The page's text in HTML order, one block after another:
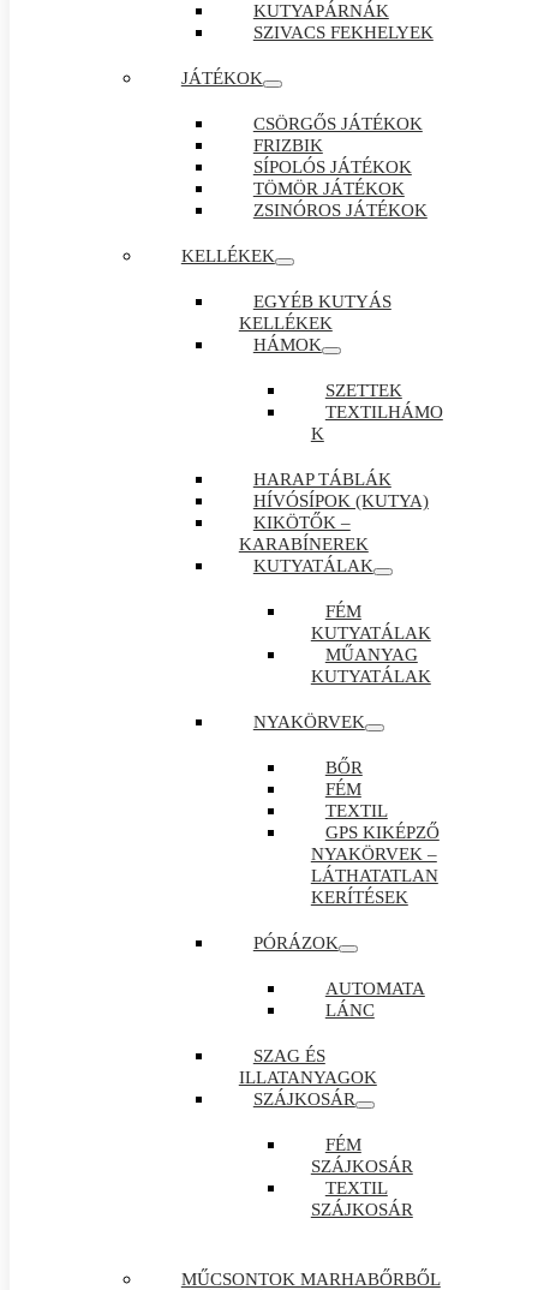
KUTYAPÁRNÁK
SZIVACS FEKHELYEK
JÁTÉKOK
CSÖRGŐS JÁTÉKOK
FRIZBIK
SÍPOLÓS JÁTÉKOK
TÖMÖR JÁTÉKOK
ZSINÓROS JÁTÉKOK
KELLÉKEK
EGYÉB KUTYÁS
KELLÉKEK
HÁMOK
SZETTEK
TEXTILHÁMO
K
HARAP TÁBLÁK
HÍVÓSÍPOK (KUTYA)
KIKÖTŐK –
KARABÍNEREK
KUTYATÁLAK
FÉM
KUTYATÁLAK
MŰANYAG
KUTYATÁLAK
NYAKÖRVEK
BŐR
FÉM
TEXTIL
GPS KIKÉPZŐ
NYAKÖRVEK –
LÁTHATATLAN
KERÍTÉSEK
PÓRÁZOK
AUTOMATA
LÁNC
SZAG ÉS
ILLATANYAGOK
SZÁJKOSÁR
FÉM
SZÁJKOSÁR
TEXTIL
SZÁJKOSÁR
MŰCSONTOK MARHABŐRBŐL